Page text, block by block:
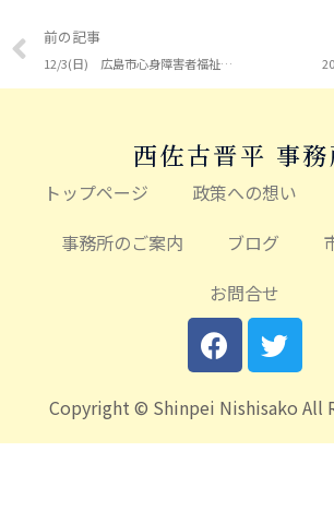
前の記事
12/3(日) 広島市心身障害者福祉センター「文化祭」ほか
西佐古晋平 事務
トップページ 政策への想い
事務所のご案内
ブログ
お問合せ
Copyright © Shinpei Nishisako All